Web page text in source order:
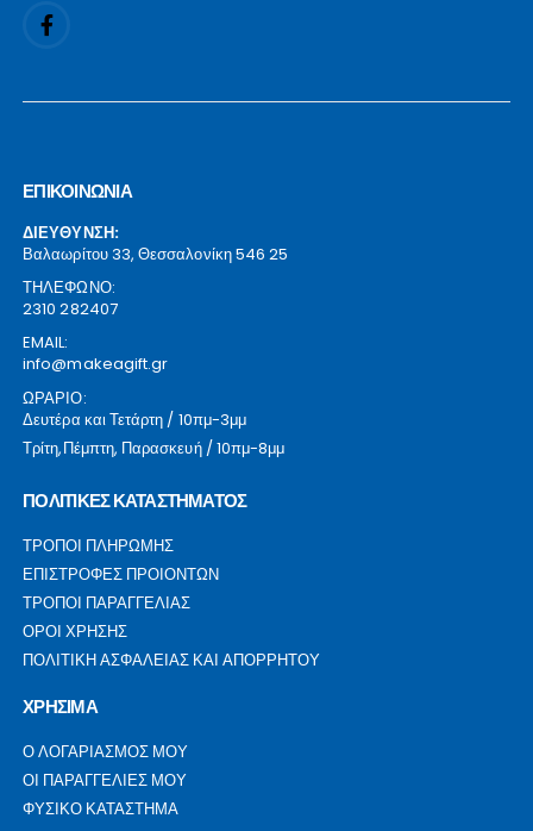
ΕΠΙΚΟΙΝΩΝΙΑ
ΔΙΕΥΘΥΝΣΗ:
Βαλαωρίτου 33, Θεσσαλονίκη 546 25
ΤΗΛΕΦΩΝΟ:
2310 282407
EMAIL:
info@makeagift.gr
ΩΡΑΡΙΟ:
Δευτέρα και Τετάρτη / 10πμ-3μμ
Τρίτη,Πέμπτη, Παρασκευή / 10πμ-8μμ
ΠΟΛΙΤΙΚΕΣ ΚΑΤΑΣΤΗΜΑΤΟΣ
ΤΡΟΠΟΙ ΠΛΗΡΩΜΗΣ
ΕΠΙΣΤΡΟΦΕΣ ΠΡΟΙΟΝΤΩΝ
ΤΡΟΠΟΙ ΠΑΡΑΓΓΕΛΙΑΣ
ΟΡΟΙ ΧΡΗΣΗΣ
ΠΟΛΙΤΙΚΗ ΑΣΦΑΛΕΙΑΣ ΚΑΙ ΑΠΟΡΡΗΤΟΥ
ΧΡΗΣΙΜΑ
Ο ΛΟΓΑΡΙΑΣΜΟΣ ΜΟΥ
ΟΙ ΠΑΡΑΓΓΕΛΙΕΣ ΜΟΥ
ΦΥΣΙΚΟ ΚΑΤΑΣΤΗΜΑ